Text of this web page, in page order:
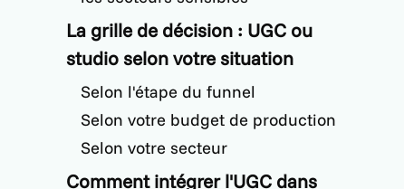
La grille de décision : UGC ou
studio selon votre situation
Selon l'étape du funnel
Selon votre budget de production
Selon votre secteur
Comment intégrer l'UGC dans